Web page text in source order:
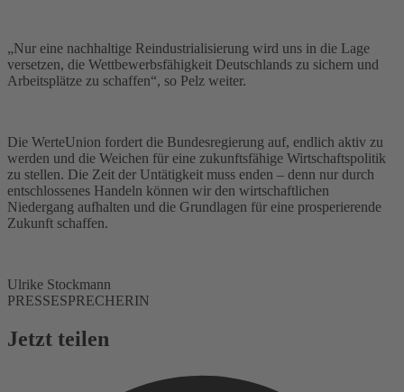
„Nur eine nachhaltige Reindustrialisierung wird uns in die Lage
versetzen, die Wettbewerbsfähigkeit Deutschlands zu sichern und
Arbeitsplätze zu schaffen“, so Pelz weiter.
Die WerteUnion fordert die Bundesregierung auf, endlich aktiv zu
werden und die Weichen für eine zukunftsfähige Wirtschaftspolitik
zu stellen. Die Zeit der Untätigkeit muss enden – denn nur durch
entschlossenes Handeln können wir den wirtschaftlichen
Niedergang aufhalten und die Grundlagen für eine prosperierende
Zukunft schaffen.
Ulrike Stockmann
PRESSESPRECHERIN
Jetzt teilen